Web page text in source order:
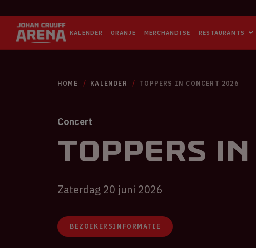
KALENDER ORANJE MERCHANDISE RESTAURANTS
HOME KALENDER TOPPERS IN CONCERT 2026
Concert
Toppers
Zaterdag 20 juni 2026
BEZOEKERSINFORMATIE